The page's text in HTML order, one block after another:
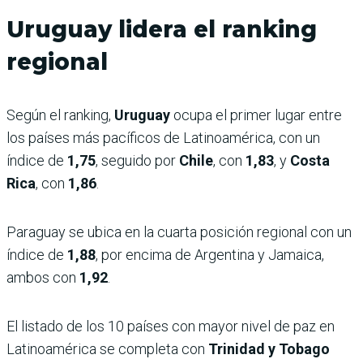
Uruguay lidera el ranking
regional
Según el ranking, Uruguay ocupa el primer lugar entre
los países más pacíficos de Latinoamérica, con un
índice de 1,75, seguido por Chile, con 1,83, y Costa
Rica, con 1,86
Paraguay se ubica en la cuarta posición regional con un
índice de 1,88, por encima de Argentina y Jamaica,
ambos con 1,92
El listado de los 10 países con mayor nivel de paz en
Latinoamérica se completa con Trinidad y Tobago